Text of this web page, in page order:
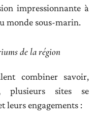
impressionnante à
monde sous-marin.
de la région
combiner savoir,
plusieurs sites se
leurs engagements :